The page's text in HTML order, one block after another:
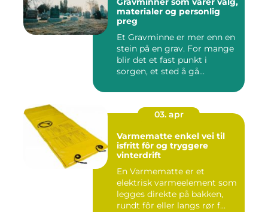
materialer og personlig
preg
Et Gravminne er mer enn en
stein på en grav. For mange
blir det et fast punkt i
sorgen, et sted å gå...
03. apr
Varmematte enkel vei til
isfritt fôr og tryggere
vinterdrift
En Varmematte er et
elektrisk varmeelement som
legges direkte på bakken,
rundt fôr eller langs rør f...